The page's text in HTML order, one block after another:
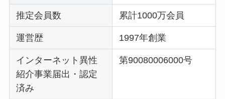
推定会員数 累計1000万会員
運営歴 1997年創業
インターネット異性
紹介事業届出・認定
済み
第90080006000号